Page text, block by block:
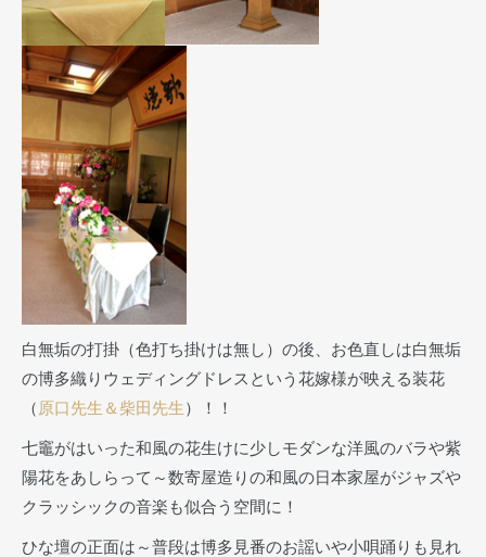
白無垢の打掛（色打ち掛けは無し）の後、お色直しは白無垢
の博多織りウェディングドレスという花嫁様が映える装花
（ 原口先生＆柴田先生）！！
七竈がはいった和風の花生けに少しモダンな洋風のバラや紫
陽花をあしらって～数寄屋造りの和風の日本家屋がジャズや
クラッシックの音楽も似合う空間に！
ひな壇の正面は～普段は博多見番のお謡いや小唄踊りも見れ